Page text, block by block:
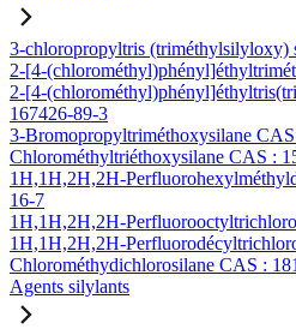
3-chloropropyltris (triméthylsilyloxy)
2-[4-
2-[4-
167426-89-3
3-Bromopropyltriméthoxysilane
Chlorométhyltriéthoxysilane CAS :
1H,1H,2H,2H-
16-7
1H,1H,2H,2H-
1H,1H,2H,2H-
Chlorométhydichlorosilane CAS :
Agents silylants